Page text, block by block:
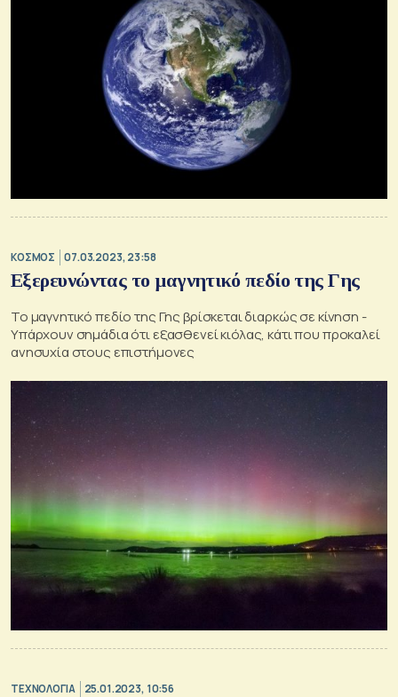
ΚΟΣΜΟΣ 07.03.2023, 23:58
Εξερευνώντας το μαγνητικό πεδίο της Γης
Το μαγνητικό πεδίο της Γης βρίσκεται διαρκώς σε κίνηση -
Υπάρχουν σημάδια ότι εξασθενεί κιόλας, κάτι που προκαλεί
ανησυχία στους επιστήμονες
ΤΕΧΝΟΛΟΓΙΑ 25.01.2023, 10:56